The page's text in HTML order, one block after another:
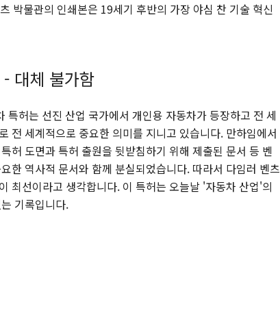
박물관의 인쇄본은 19세기 후반의 가장 야심 찬 기술 혁신
대체 불가함
특허는 선진 산업 국가에서 개인용 자동차가 등장하고 전 세
전 세계적으로 중요한 의미를 지니고 있습니다. 만하임에서
허 도면과 특허 출원을 뒷받침하기 위해 제출된 문서 등 벤
한 역사적 문서와 함께 분실되었습니다. 따라서 다임러 벤츠
최선이라고 생각합니다. 이 특허는 오늘날 '자동차 산업'의
기록입니다.